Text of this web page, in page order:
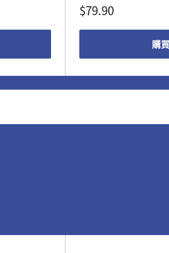
$79.90
購